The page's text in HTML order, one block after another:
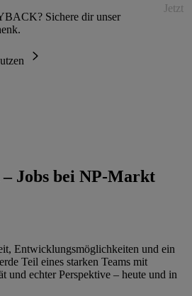
Sichere dir unser
Jetzt
Jobs bei NP-Markt
Entwicklungsmöglichkeiten und ein
Teil eines starken Teams mit
und echter Perspektive – heute und in